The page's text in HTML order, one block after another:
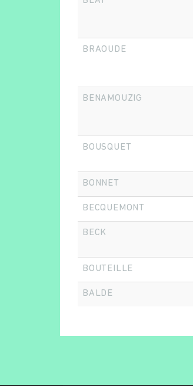
BRAOUDE
BENAMOUZIG
BOUSQUET
BONNET
BECQUEMONT
BECK
BOUTEILLE
BALDE